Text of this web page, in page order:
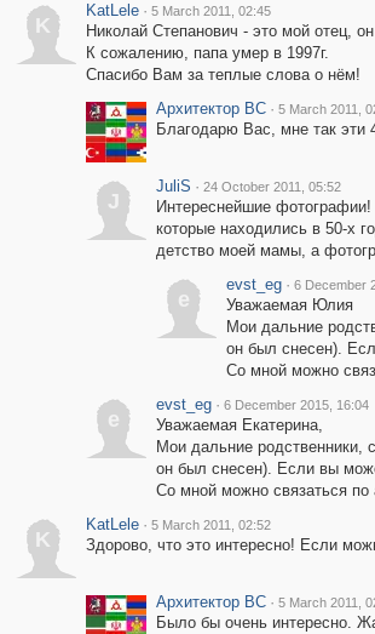
K
KatLele · 5 March 2011, 02:45
Николай Степанович - это мой отец,
К сожалению, папа умер в 1997г.
Спасибо Вам за теплые слова о нём!
Архитектор ВС · 5 March 2011,
Благодарю Вас, мне так эти
J
JuliS · 24 October 2011, 05:52
Интереснейшие
которые находились в 50-х
детство моей мамы, а
e
evst_eg · 6 December
Уважаемая Юлия
Мои дальние
он был снесен).
Со мной можно
e
evst_eg · 6 December 2015, 16:04
Уважаемая Екатерина,
Мои дальние родственники,
он был снесен). Если вы
Со мной можно связаться по
K
KatLele · 5 March 2011, 02:52
Здорово, что это интересно! Если
Архитектор ВС · 5 March 2011,
Было бы очень интересно.